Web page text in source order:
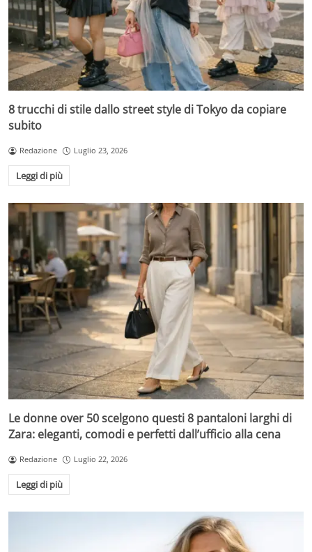
8 trucchi di stile dallo street style di Tokyo da copiare
subito
Redazione Luglio 23, 2026
Leggi di più
Le donne over 50 scelgono questi 8 pantaloni larghi di
Zara: eleganti, comodi e perfetti dall’ufficio alla cena
Redazione Luglio 22, 2026
Leggi di più